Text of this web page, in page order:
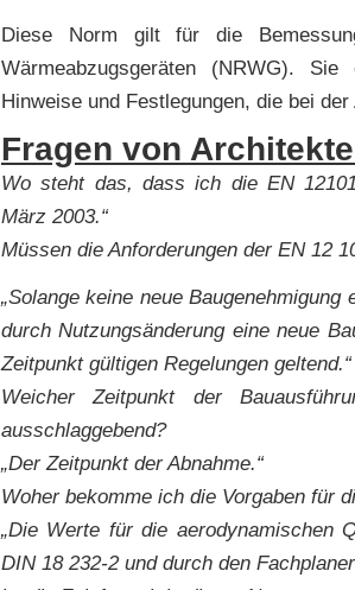
Diese Norm gilt für die
Wärmeabzugsgeräten (NRWG).
Hinweise und Festlegungen, die bei
Fragen von
Wo steht das, dass ich die EN
März 2003.“
Müssen die Anforderungen der EN 12
„Solange keine neue
durch Nutzungsänderung eine neue
Zeitpunkt gültigen Regelungen geltend.“
Weicher Zeitpunkt der
ausschlaggebend?
„Der Zeitpunkt der Abnahme.“
Woher bekomme ich die Vorgaben für
„Die Werte für die aerodynamischen
DIN 18 232-2 und durch den